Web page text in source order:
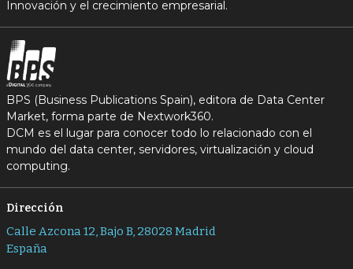
Innovación y el crecimiento empresarial.
BPS (Business Publications Spain), editora de Data Center
Market, forma parte de Nextwork360.
DCM es el lugar para conocer todo lo relacionado con el
mundo del data center, servidores, virtualización y cloud
computing.
Dirección
Calle Azcona 12, Bajo B, 28028 Madrid
España